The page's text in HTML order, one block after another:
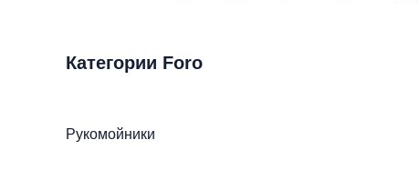
Категории Foro
Рукомойники